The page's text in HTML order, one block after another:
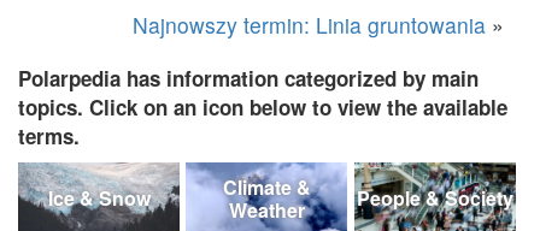
Najnowszy termin: Linia gruntowania »
Polarpedia has information categorized by main
topics. Click on an icon below to view the available
terms.
Ice & Snow
Climate &
Weather
People & Society